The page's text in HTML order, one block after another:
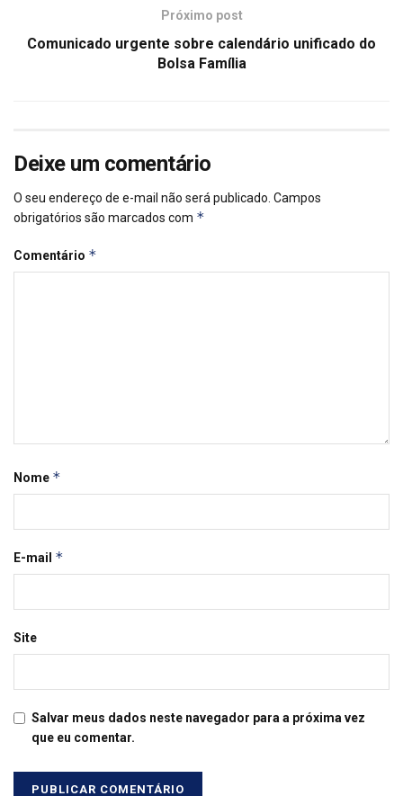
Próximo post
Comunicado urgente sobre calendário unificado do
Bolsa Família
Deixe um comentário
O seu endereço de e-mail não será publicado. Campos
obrigatórios são marcados com *
Comentário *
Nome *
E-mail *
Site
Salvar meus dados neste navegador para a próxima vez
que eu comentar.